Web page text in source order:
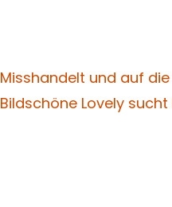
Misshandelt und auf
Bildschöne Lovely